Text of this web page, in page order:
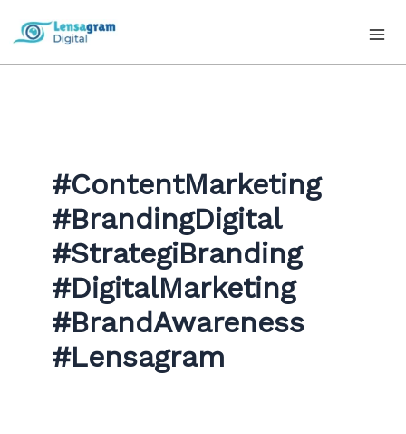
#ContentMarketing
#BrandingDigital
#StrategiBranding
#DigitalMarketing
#BrandAwareness
#Lensagram